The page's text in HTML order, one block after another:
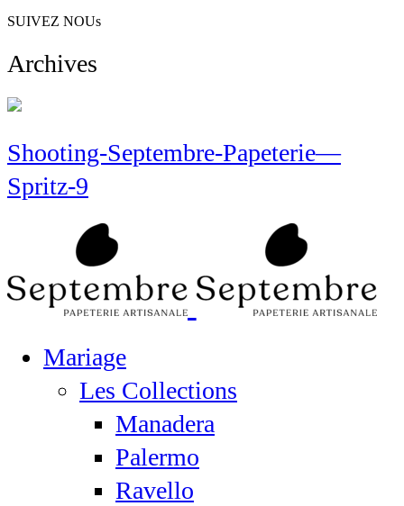
SUIVEZ NOUs
Archives
Shooting-Septembre-Papeterie—
Spritz-9
Mariage
Les Collections
Manadera
Palermo
Ravello